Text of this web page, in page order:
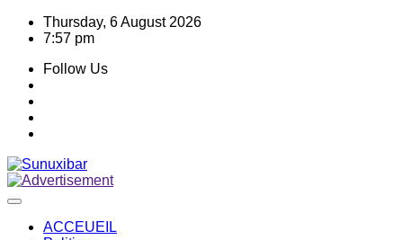
Skip
Thursday, 6 August 2026
7:57 pm
Follow Us
ACCEUEIL